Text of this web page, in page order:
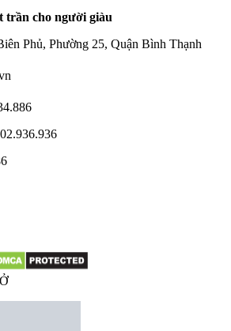
trần cho người giàu
Phủ, Phường 25, Quận Bình Thạnh